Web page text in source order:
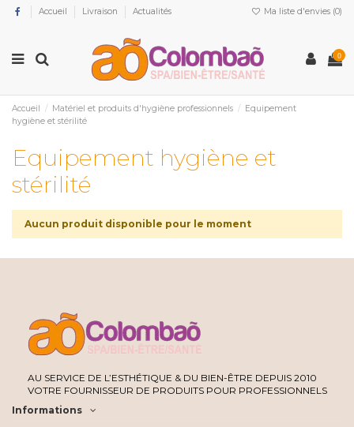
Accueil Livraison Actualités Ma liste d'envies (0)
0
Accueil Matériel et produits d'hygiène professionnels
Equipement
hygiène et stérilité
Equipement hygiène et
stérilité
Aucun produit disponible pour le moment
AU SERVICE DE L’ESTHÉTIQUE & DU BIEN-ÊTRE DEPUIS 2010
VOTRE FOURNISSEUR DE PRODUITS POUR PROFESSIONNELS
Informations